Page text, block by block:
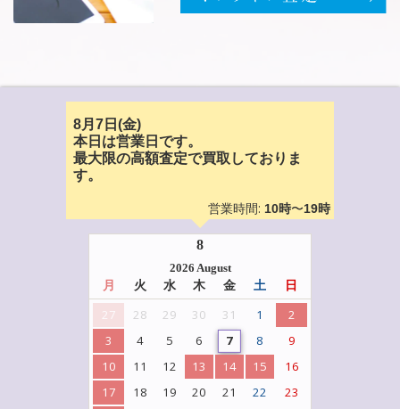
8月7日(金)
本日は営業日です。
最大限の高額査定で買取しておりま
す。
営業時間: 10時〜19時
8
2026 August
月
火 水 木 金 土 日
27 28 29 30 31 1
2
3
4 5 6 7 8
9
10
11 12 13 14 15
16
17
18 19 20 21 22
23